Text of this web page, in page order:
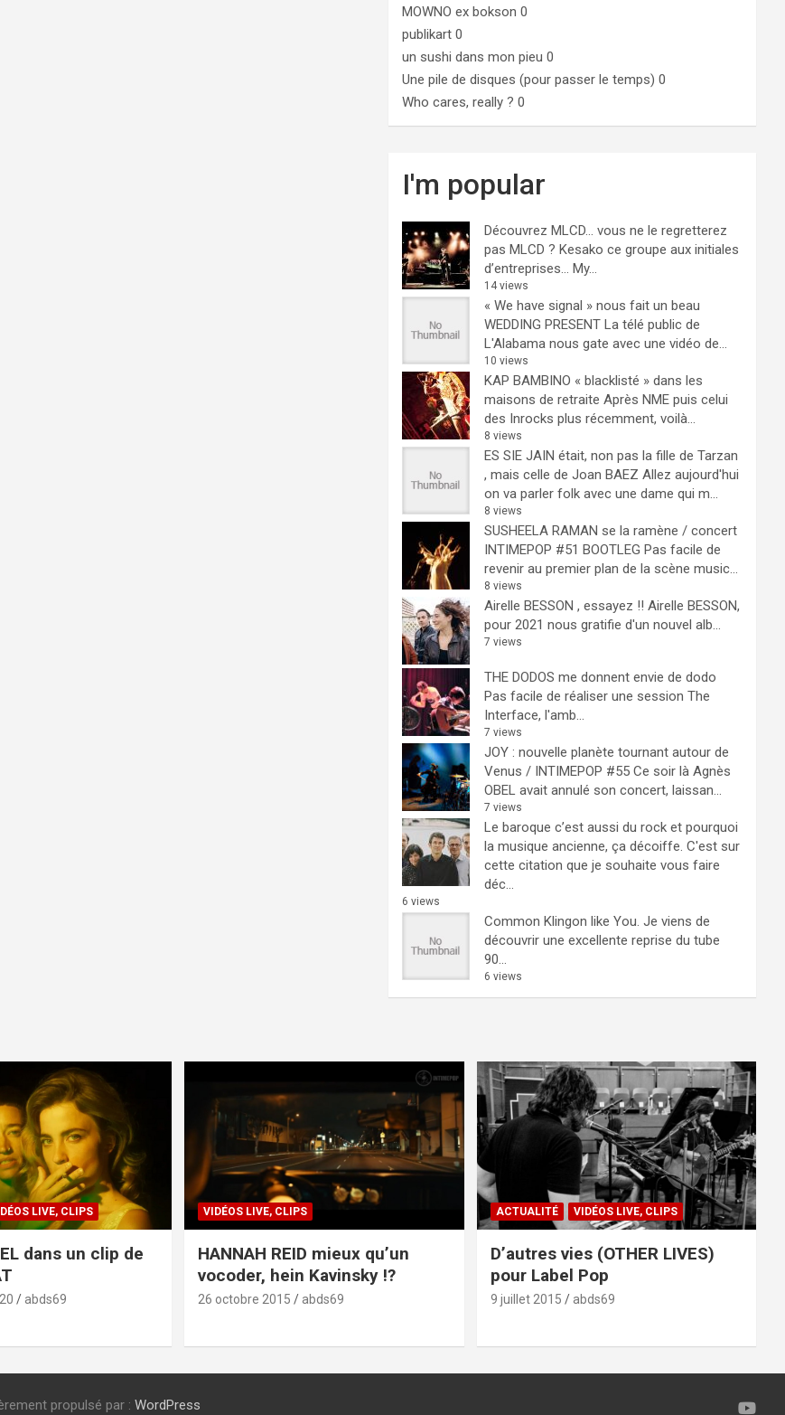
MOWNO ex bokson 0
publikart 0
un sushi dans mon pieu 0
Une pile de disques (pour passer le temps) 0
Who cares, really ? 0
I'm popular
Découvrez MLCD… vous ne le regretterez
pas MLCD ? Kesako ce groupe aux initiales
d’entreprises… My...
14 views
« We have signal » nous fait un beau
WEDDING PRESENT La télé public de
L'Alabama nous gate avec une vidéo de...
10 views
KAP BAMBINO « blacklisté » dans les
maisons de retraite Après NME puis celui
des Inrocks plus récemment, voilà...
8 views
ES SIE JAIN était, non pas la fille de Tarzan
, mais celle de Joan BAEZ Allez aujourd'hui
on va parler folk avec une dame qui m...
8 views
SUSHEELA RAMAN se la ramène / concert
INTIMEPOP #51 BOOTLEG Pas facile de
revenir au premier plan de la scène music...
8 views
Airelle BESSON , essayez !! Airelle BESSON,
pour 2021 nous gratifie d'un nouvel alb...
7 views
THE DODOS me donnent envie de dodo
Pas facile de réaliser une session The
Interface, l'amb...
7 views
JOY : nouvelle planète tournant autour de
Venus / INTIMEPOP #55 Ce soir là Agnès
OBEL avait annulé son concert, laissan...
7 views
Le baroque c’est aussi du rock et pourquoi
la musique ancienne, ça décoiffe. C'est sur
cette citation que je souhaite vous faire
déc...
6 views
Common Klingon like You. Je viens de
découvrir une excellente reprise du tube
90...
6 views
LIVE, CLIPS
dans un clip de
abds69
VIDÉOS LIVE, CLIPS
HANNAH REID mieux qu’un
vocoder, hein Kavinsky !?
26 octobre 2015 abds69
ACTUALITÉ VIDÉOS LIVE, CLIPS
D’autres vies (OTHER LIVES)
pour Label Pop
9 juillet 2015 abds69
propulsé par : WordPress